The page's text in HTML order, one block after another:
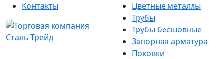
Контакты
Цветные металлы
Трубы
Трубы бесшовные
Запорная арматура
Поковки